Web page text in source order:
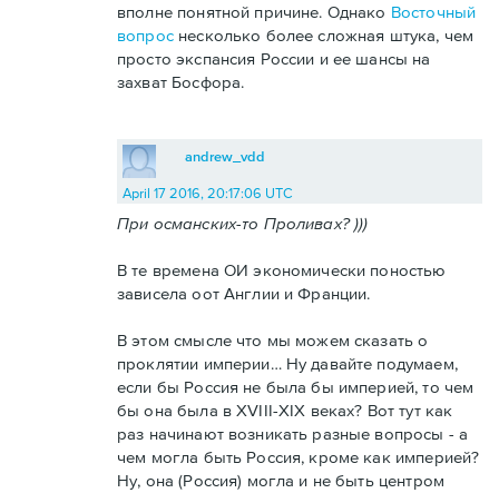
вполне понятной причине. Однако Восточный
вопроснесколько более сложная штука, чем
просто экспансия России и ее шансы на
захват Босфора.
andrew_vdd
April 17 2016, 20:17:06 UTC
При османских-то Проливах? )))
В те времена ОИ экономически поностью
зависела оот Англии и Франции.
В этом смысле что мы можем сказать о
проклятии империи… Ну давайте подумаем,
если бы Россия не была бы империей, то чем
бы она была в XVIII-XIX веках? Вот тут как
раз начинают возникать разные вопросы - а
чем могла быть Россия, кроме как империей?
Ну, она (Россия) могла и не быть центром